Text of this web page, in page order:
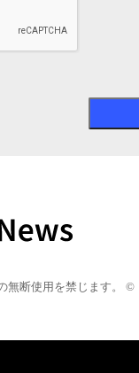
無断使用を禁じます。 ©